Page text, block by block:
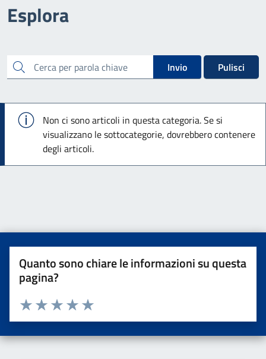
Esplora
cerca Invio Pulisci
Info
Non ci sono articoli in questa categoria. Se si
visualizzano le sottocategorie, dovrebbero contenere
degli articoli.
Quanto sono chiare le informazioni su questa
pagina?
Valuta da 1 a 5 stelle la pagina
Valuta 5 stelle su 5
Valuta 4 stelle su 5
Valuta 3 stelle su 5
Valuta 2 stelle su 5
Valuta una stella su 5